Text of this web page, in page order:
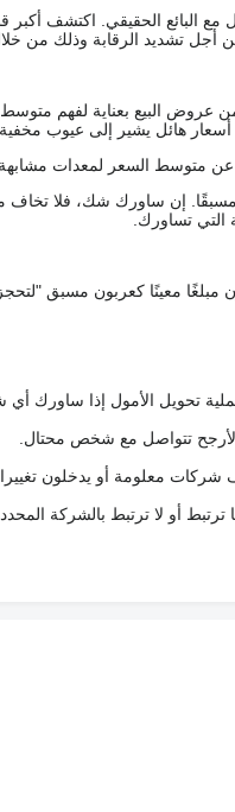
مع البائع الحقيقي. اكتشف
تشديد الرقابة وذلك من خلال
عروض البيع بعناية لفهم
هائل يشير إلى عيوب مخفية أو
عن متوسط السعر لمعدات مشابهة.
مسبقًا. إن ساورك شك، فلا
تساورك.
مبلغًا معينًا كعربون مسبق
تحويل الأمول إذا ساورك أي
تتواصل مع شخص محتال.
شركات معلومة أو يدخلون
ترتبط أو لا ترتبط بالشركة